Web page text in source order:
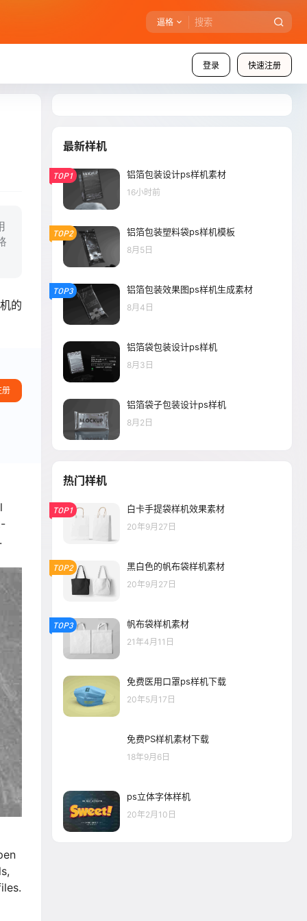
逼格
登录 快速注册
的
册
最新样机
TOP1 铝箔包装设计ps样机素材
16小时前
TOP2 铝箔包装塑料袋ps样机模板
8月5日
TOP3 铝箔包装效果图ps样机生成素材
8月4日
铝箔袋包装设计ps样机
8月3日
铝箔袋子包装设计ps样机
8月2日
热门样机
TOP1 白卡手提袋样机效果素材
20年9月27日
TOP2 黑白色的帆布袋样机素材
20年9月27日
TOP3 帆布袋样机素材
21年4月11日
免费医用口罩ps样机下载
20年5月17日
免费PS样机素材下载
18年9月6日
ps立体字体样机
20年2月10日